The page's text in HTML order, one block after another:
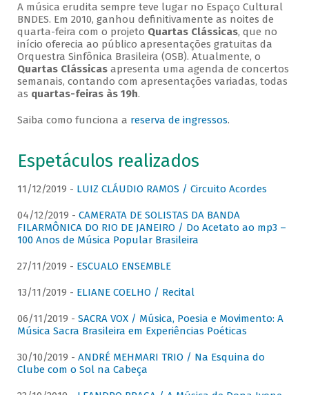
A música erudita sempre teve lugar no Espaço Cultural
BNDES. Em 2010, ganhou definitivamente as noites de
quarta-feira com o projeto Quartas Clássicas, que no
início oferecia ao público apresentações gratuitas da
Orquestra Sinfônica Brasileira (OSB). Atualmente, o
Quartas Clássicasapresenta uma agenda de concertos
semanais, contando com apresentações variadas, todas
as quartas-feiras às 19h.
Saiba como funciona a reserva de ingressos.
Espetáculos realizados
11/12/2019 - LUIZ CLÁUDIO RAMOS / Circuito Acordes
04/12/2019 - CAMERATA DE SOLISTAS DA BANDA
FILARMÔNICA DO RIO DE JANEIRO / Do Acetato ao mp3 –
100 Anos de Música Popular Brasileira
27/11/2019 - ESCUALO ENSEMBLE
13/11/2019 - ELIANE COELHO / Recital
06/11/2019 - SACRA VOX / Música, Poesia e Movimento: A
Música Sacra Brasileira em Experiências Poéticas
30/10/2019 - ANDRÉ MEHMARI TRIO / Na Esquina do
Clube com o Sol na Cabeça